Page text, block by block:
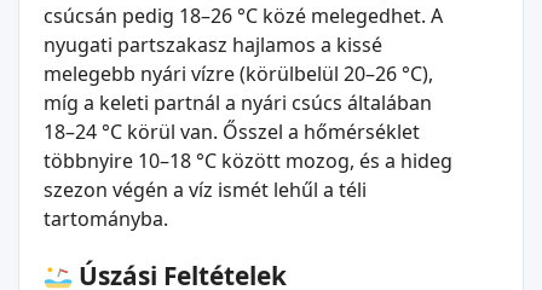
csúcsán pedig 18–26 °C közé melegedhet. A
nyugati partszakasz hajlamos a kissé
melegebb nyári vízre (körülbelül 20–26 °C),
míg a keleti partnál a nyári csúcs általában
18–24 °C körül van. Ősszel a hőmérséklet
többnyire 10–18 °C között mozog, és a hideg
szezon végén a víz ismét lehűl a téli
tartományba.
Úszási Feltételek